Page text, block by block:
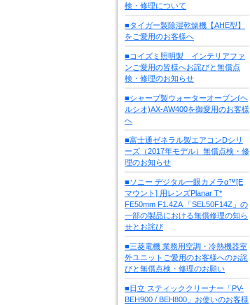
検・修理について
■タイガー製除湿乾燥機【AHE型】
をご愛用のお客様へ
■コイズミ照明製 インテリアファ
ンご愛用の皆様へお詫びと無償点
検・修理のお知らせ
■シャープ製ウォーターオーブン(ヘ
ルシオ)AX-AW400を御愛用のお客様
へ
■富士通ゼネラル製エアコンDシリ
ーズ（2017年モデル）無償点検・修
理のお知らせ
■ソニー デジタル一眼カメラα™[E
マウント] 用レンズPlanar T*
FE50mm F1.4ZA 「SEL50F14Z」の
一部の製品における無償修理の知ら
せとお詫び
■三菱電機 業務用空調・冷熱機器室
外ユニットご愛用のお客様へのお詫
びと無償点検・修理のお願い
■日立 スティッククリーナー「PV-
BEH900 / BEH800」お使いのお客様